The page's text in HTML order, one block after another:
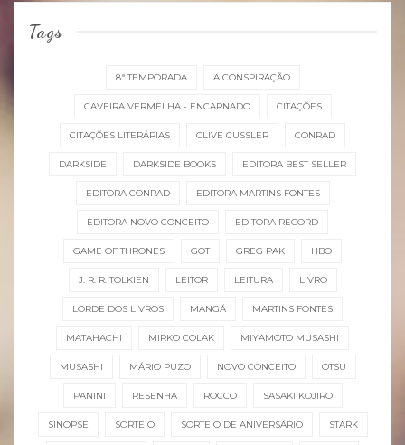
Tags
8ª TEMPORADA A CONSPIRAÇÃO
CAVEIRA VERMELHA - ENCARNADO CITAÇÕES
CITAÇÕES LITERÁRIAS CLIVE CUSSLER CONRAD
DARKSIDE DARKSIDE BOOKS EDITORA BEST SELLER
EDITORA CONRAD EDITORA MARTINS FONTES
EDITORA NOVO CONCEITO EDITORA RECORD
GAME OF THRONES GOT GREG PAK HBO
J. R. R. TOLKIEN LEITOR LEITURA LIVRO
LORDE DOS LIVROS MANGÁ MARTINS FONTES
MATAHACHI MIRKO COLAK MIYAMOTO MUSASHI
MUSASHI MÁRIO PUZO NOVO CONCEITO OTSU
PANINI RESENHA ROCCO SASAKI KOJIRO
SINOPSE SORTEIO SORTEIO DE ANIVERSÁRIO STARK